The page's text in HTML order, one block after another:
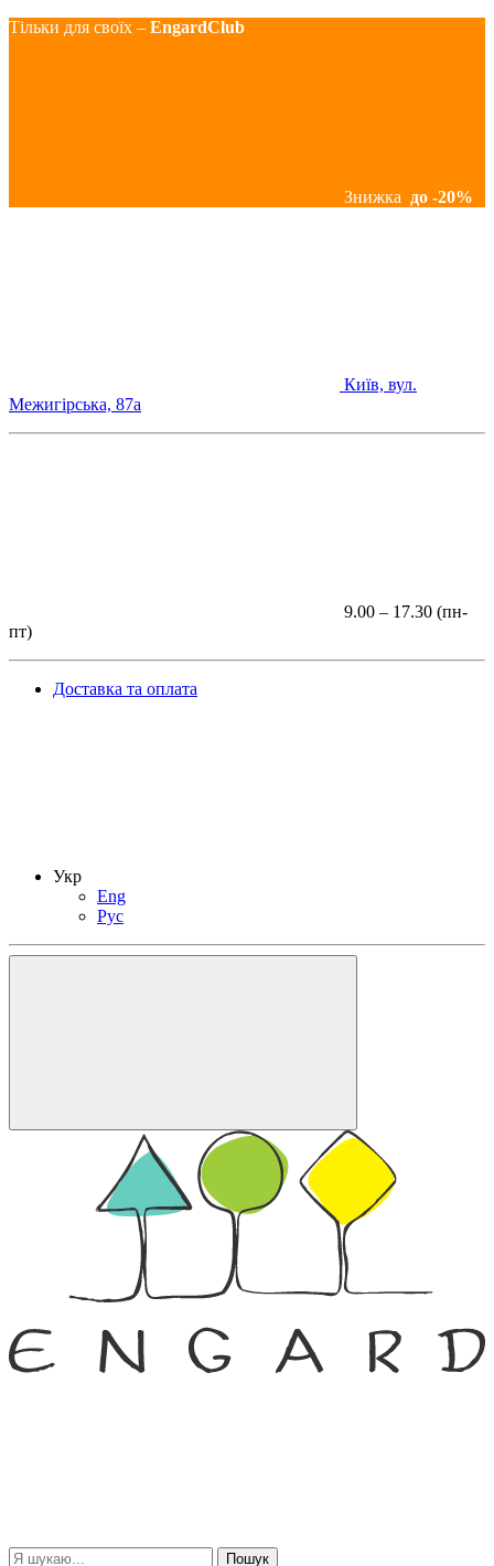
Тільки для своїх – EngardClub
Знижка до -20%
Київ, вул.
Межигірська, 87а
9.00 – 17.30 (пн-
пт)
Доставка та оплата
Укр
Eng
Рус
Пошук